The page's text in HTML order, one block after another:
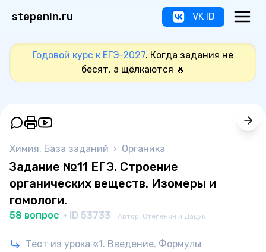
stepenin.ru VK ID
Годовой курс к ЕГЭ-2027. Когда задания не
бесят, а щёлкаются 🔥
Химия. База заданий › Органика
Задание №11 ЕГЭ. Строение
органических веществ. Изомеры и
гомологи.
58 вопрос · ID 53733 Автор: Степенин и Дацук
Тест из урока «1. Введение. Формулы